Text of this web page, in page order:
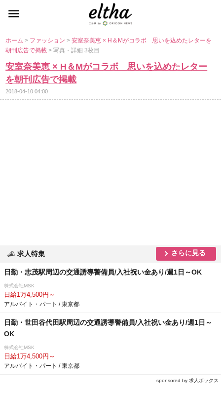
ホーム> ファッション>安室奈美恵 × H＆Mがコラボ 思いを込めたレターを
朝刊広告で掲載> 写真・詳細 3枚目
安室奈美恵 × H＆Mがコラボ 思いを込めたレター
を朝刊広告で掲載
2018-04-10 04:00
求人特集 さらに見る
日勤・志茂駅周辺の交通誘導警備員/入社祝い金あり/週1日～OK
株式会社MSK
日給1万4,500円～
アルバイト・パート / 東京都
日勤・世田谷代田駅周辺の交通誘導警備員/入社祝い金あり/週1日～
OK
株式会社MSK
日給1万4,500円～
アルバイト・パート / 東京都
sponsored by 求人ボックス